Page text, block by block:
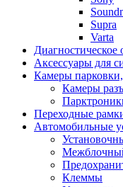
Supra
Varta
Диагностическое
Аксессуары для
Камеры
Камеры
Переходные
Автомобильные
Клеммы